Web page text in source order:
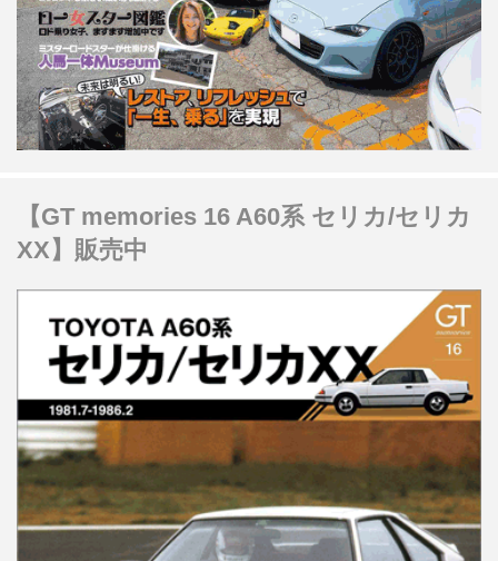
【GT memories 16 A60系 セリカ/セリカ
XX】販売中